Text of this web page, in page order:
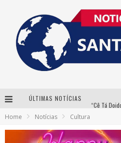
ÚLTIMAS NOTÍCIAS
Home Notícias Cultura